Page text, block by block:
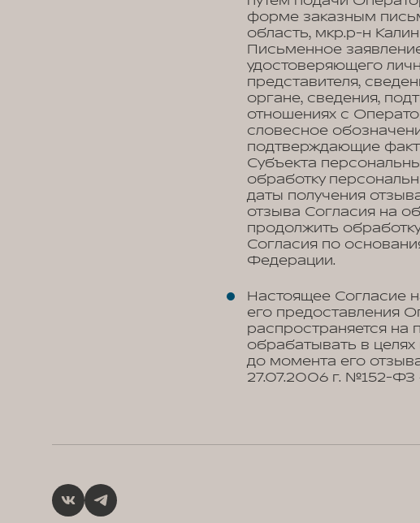
форме заказным
область, мкр.р-н
Письменное
удостоверяющего
представителя,
органе, сведения,
отношениях с
словесное
подтверждающие
Субъекта
обработку
даты получения
отзыва Согласия на
продолжить
Согласия по
Федерации.
Настоящее Согласие
его предоставления
распространяется
обрабатывать в
до момента его
27.07.2006 г. №152-ФЗ